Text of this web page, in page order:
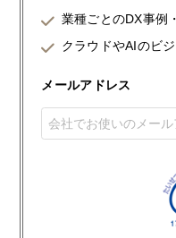
業種ごとのDX事例
クラウドやAIのビ
メールアドレス